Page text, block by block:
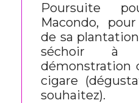
Poursuite
Macondo,
de sa
séchoir à
démonstration
cigare
souhaitez).